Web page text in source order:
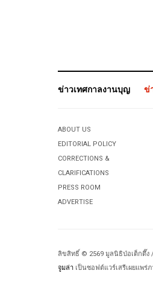
ข่าวเทศกาลงานบุญ ข่
ABOUT US
EDITORIAL POLICY
CORRECTIONS &
CLARIFICATIONS
PRESS ROOM
ADVERTISE
ลิขสิทธิ์ © 2569 มูลนิธิป่อเต็กตึ๊ง /
จูมล่า เป็นซอฟต์แวร์เสรีเผยแพร่